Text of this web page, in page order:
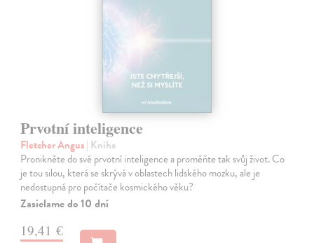
Prvotní inteligence
Fletcher Angus| Kniha
Pronikněte do své prvotní inteligence a proměňte tak svůj život. Co
je tou silou, která se skrývá v oblastech lidského mozku, ale je
nedostupná pro počítače kosmického věku?
Zasielame do 10 dní
19,41 €